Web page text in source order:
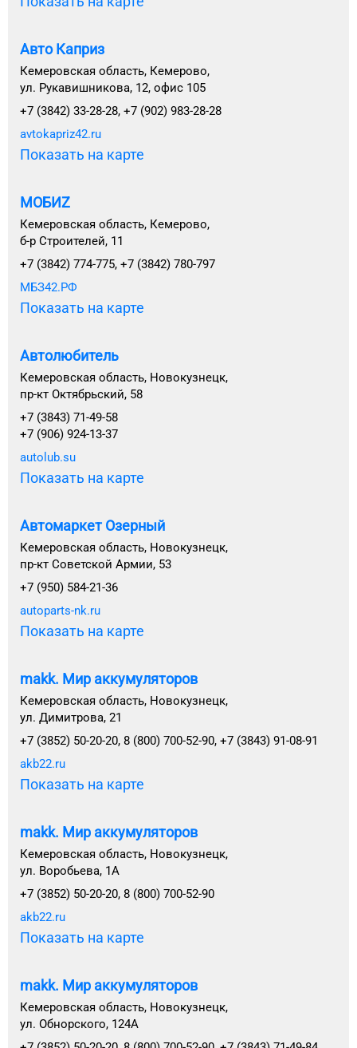
Авто Каприз
Кемеровская область, Кемерово,
ул. Рукавишникова, 12, офис 105
+7 (3842) 33-28-28, +7 (902) 983-28-28
avtokapriz42.ru
Показать на карте
МОБИZ
Кемеровская область, Кемерово,
б-р Строителей, 11
+7 (3842) 774-775, +7 (3842) 780-797
МБЗ42.РФ
Показать на карте
Автолюбитель
Кемеровская область, Новокузнецк,
пр-кт Октябрьский, 58
+7 (3843) 71-49-58
+7 (906) 924-13-37
autolub.su
Показать на карте
Автомаркет Озерный
Кемеровская область, Новокузнецк,
пр-кт Советской Армии, 53
+7 (950) 584-21-36
autoparts-nk.ru
Показать на карте
makk. Мир аккумуляторов
Кемеровская область, Новокузнецк,
ул. Димитрова, 21
+7 (3852) 50-20-20, 8 (800) 700-52-90, +7 (3843) 91-08-91
akb22.ru
Показать на карте
makk. Мир аккумуляторов
Кемеровская область, Новокузнецк,
ул. Воробьева, 1А
+7 (3852) 50-20-20, 8 (800) 700-52-90
akb22.ru
Показать на карте
makk. Мир аккумуляторов
Кемеровская область, Новокузнецк,
ул. Обнорского, 124А